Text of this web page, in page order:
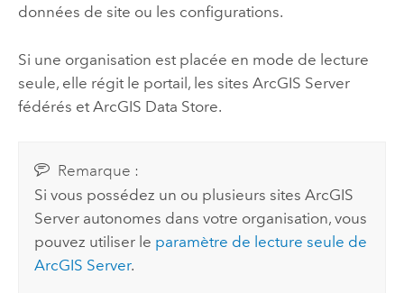
données de site ou les configurations.
Si une organisation est placée en mode de lecture
seule, elle régit le portail, les sites ArcGIS Server
fédérés et ArcGIS Data Store.
Remarque :
Si vous possédez un ou plusieurs sitesArcGIS
Server autonomes dans votre organisation, vous
pouvez utiliser le paramètre de lecture seule de
ArcGIS Server.